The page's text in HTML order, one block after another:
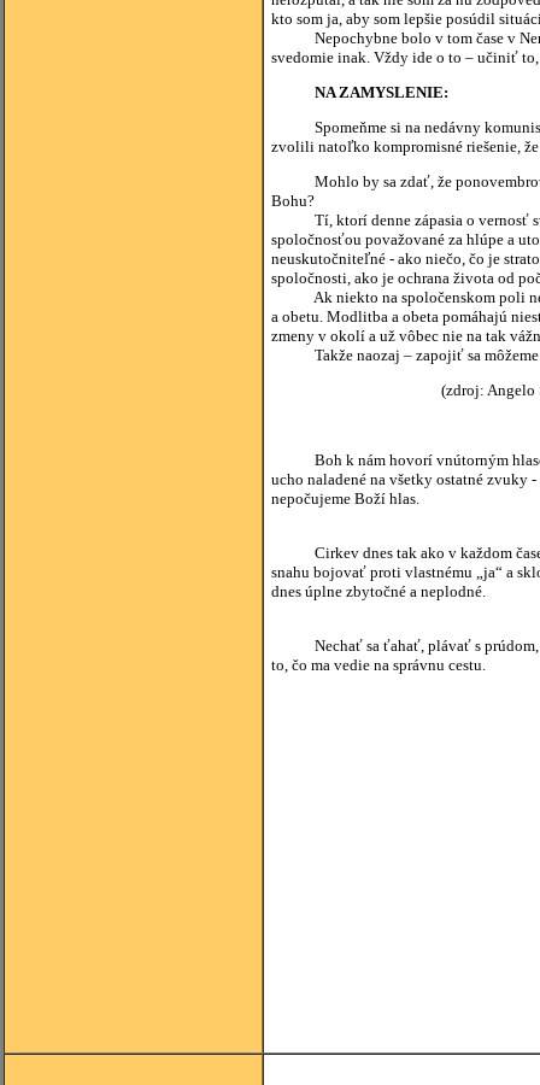
kto som ja, aby som lepšie posúdil
Nepochybne bolo v tom čase v
svedomie inak. Vždy ide o to – učiniť
NA ZAMYSLENIE:
Spomeňme si na nedávny
zvolili natoľko kompromisné riešenie,
Mohlo by sa zdať, že ponovembrový
Bohu?
Tí, ktorí denne zápasia o vernosť
spoločnosťou považované za hlúpe a
neuskutočniteľné - ako niečo, čo je
spoločnosti, ako je ochrana života od
Ak niekto na spoločenskom poli
a obetu. Modlitba a obeta pomáhajú
zmeny v okolí a už vôbec nie na tak
Takže naozaj – zapojiť sa môžeme
(zdroj: Angelo Scarano:
Boh k nám hovorí vnútorným hlasom,
ucho naladené na všetky ostatné zvuky
nepočujeme Boží hlas.
Cirkev dnes tak ako v každom čase
snahu bojovať proti vlastnému „ja“ a
dnes úplne zbytočné a neplodné.
Nechať sa ťahať, plávať s prúdom,
to, čo ma vedie na správnu cestu.